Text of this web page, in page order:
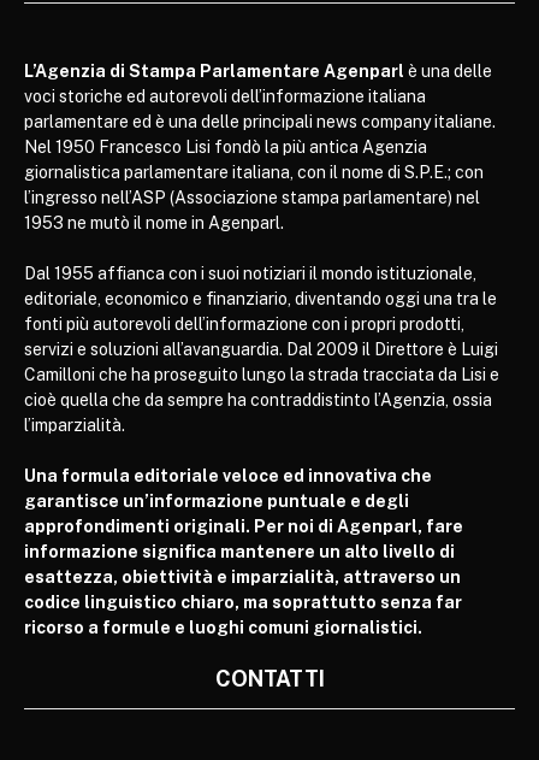
L’Agenzia di Stampa Parlamentare Agenparl è una delle
voci storiche ed autorevoli dell’informazione italiana
parlamentare ed è una delle principali news company italiane.
Nel 1950 Francesco Lisi fondò la più antica Agenzia
giornalistica parlamentare italiana, con il nome di S.P.E.; con
l’ingresso nell’ASP (Associazione stampa parlamentare) nel
1953 ne mutò il nome in Agenparl.
Dal 1955 affianca con i suoi notiziari il mondo istituzionale,
editoriale, economico e finanziario, diventando oggi una tra le
fonti più autorevoli dell’informazione con i propri prodotti,
servizi e soluzioni all’avanguardia. Dal 2009 il Direttore è Luigi
Camilloni che ha proseguito lungo la strada tracciata da Lisi e
cioè quella che da sempre ha contraddistinto l’Agenzia, ossia
l’imparzialità.
Una formula editoriale veloce ed innovativa che
garantisce un’informazione puntuale e degli
approfondimenti originali. Per noi di Agenparl, fare
informazione significa mantenere un alto livello di
esattezza, obiettività e imparzialità, attraverso un
codice linguistico chiaro, ma soprattutto senza far
ricorso a formule e luoghi comuni giornalistici.
CONTATTI